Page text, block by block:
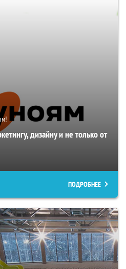
дизайну и не только от
ПОДРОБНЕЕ